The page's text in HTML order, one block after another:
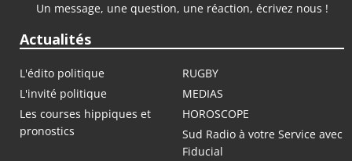
Un message, une question, une réaction, écrivez nous !
Actualités
L'édito politique
RUGBY
L'invité politique
MEDIAS
Les courses hippiques et
pronostics
HOROSCOPE
Sud Radio à votre Service avec
Fiducial